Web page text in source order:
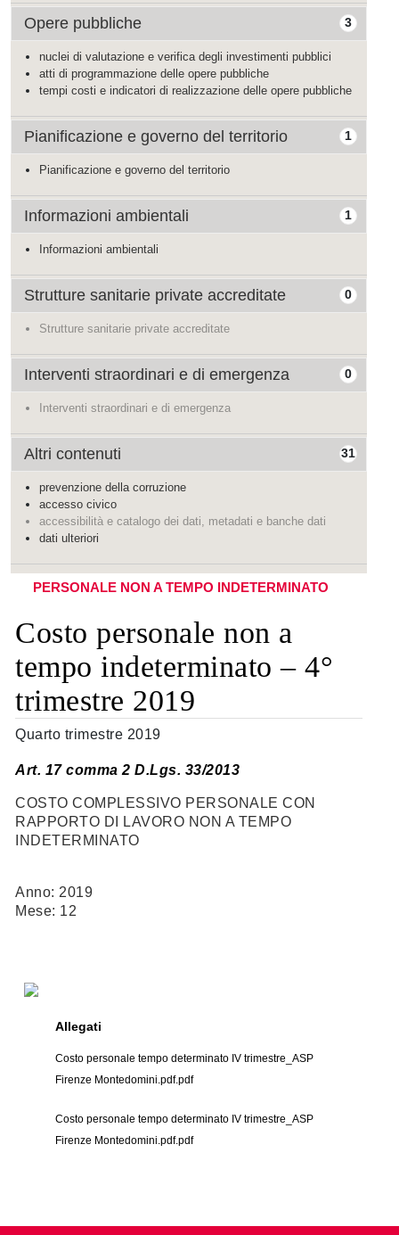
3
Opere pubbliche
nuclei di valutazione e verifica degli investimenti pubblici
atti di programmazione delle opere pubbliche
tempi costi e indicatori di realizzazione delle opere pubbliche
1
Pianificazione e governo del territorio
Pianificazione e governo del territorio
1
Informazioni ambientali
Informazioni ambientali
0
Strutture sanitarie private accreditate
Strutture sanitarie private accreditate
0
Interventi straordinari e di emergenza
Interventi straordinari e di emergenza
31
Altri contenuti
prevenzione della corruzione
accesso civico
accessibilità e catalogo dei dati, metadati e banche dati
dati ulteriori
PERSONALE NON A TEMPO INDETERMINATO
Costo personale non a
tempo indeterminato – 4°
trimestre 2019
Quarto trimestre 2019
Art. 17 comma 2 D.Lgs. 33/2013
COSTO COMPLESSIVO PERSONALE CON
RAPPORTO DI LAVORO NON A TEMPO
INDETERMINATO
Anno: 2019
Mese: 12
Allegati
Costo personale tempo determinato IV trimestre_ASP
Firenze Montedomini.pdf.pdf
Costo personale tempo determinato IV trimestre_ASP
Firenze Montedomini.pdf.pdf